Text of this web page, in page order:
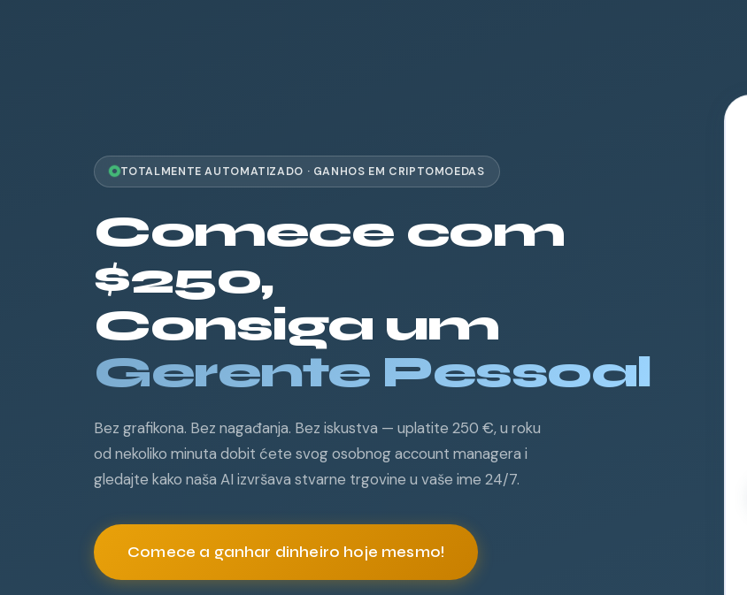
TOTALMENTE AUTOMATIZADO · GANHOS EM CRIPTOMOEDAS
Comece com
$250,
Consiga um
Gerente Pessoal
Bez grafikona. Bez nagađanja. Bez iskustva — uplatite 250 €, u roku
od nekoliko minuta dobit ćete svog osobnog account managera i
gledajte kako naša AI izvršava stvarne trgovine u vaše ime 24/7.
Comece a ganhar dinheiro hoje mesmo!